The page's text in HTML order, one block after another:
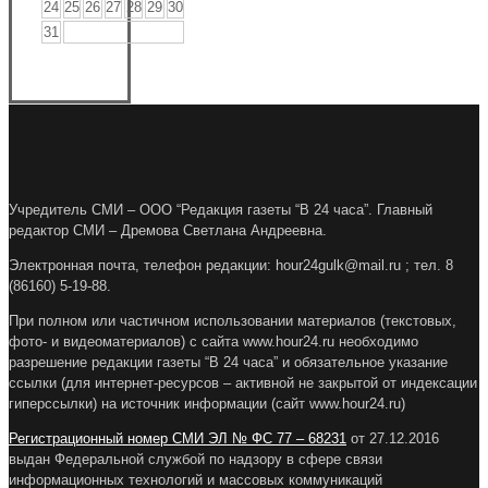
24 25 26 27 28 29 30
31
Учредитель СМИ – ООО “Редакция газеты “В 24 часа”. Главный
редактор СМИ – Дремова Светлана Андреевна.
Электронная почта, телефон редакции: hour24gulk@mail.ru ; тел. 8
(86160) 5-19-88.
При полном или частичном использовании материалов (текстовых,
фото- и видеоматериалов) с сайта www.hour24.ru необходимо
разрешение редакции газеты “В 24 часа” и обязательное указание
ссылки (для интернет-ресурсов – активной не закрытой от индексации
гиперссылки) на источник информации (сайт www.hour24.ru)
Регистрационный номер СМИ ЭЛ № ФС 77 – 68231 от 27.12.2016
выдан Федеральной службой по надзору в сфере связи
информационных технологий и массовых коммуникаций